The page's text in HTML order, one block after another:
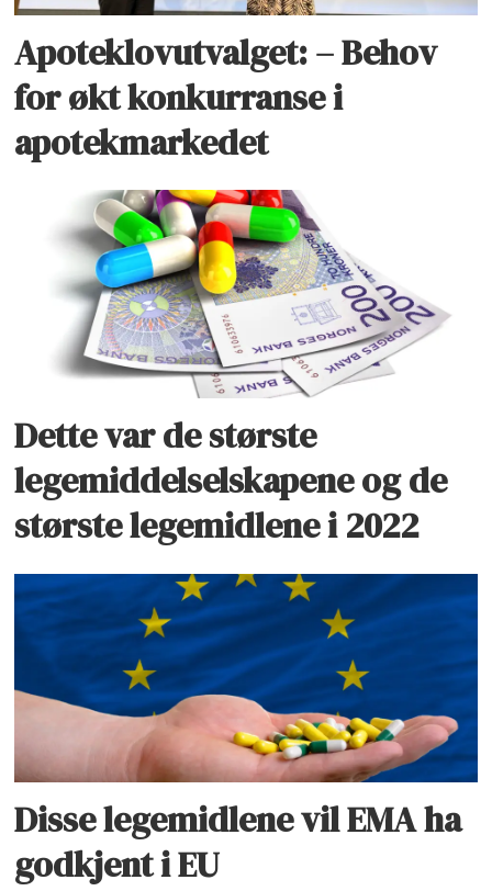
Apoteklovutvalget: – Behov
for økt konkurranse i
apotekmarkedet
Dette var de største
legemiddelselskapene og de
største legemidlene i 2022
Disse legemidlene vil EMA ha
godkjent i EU